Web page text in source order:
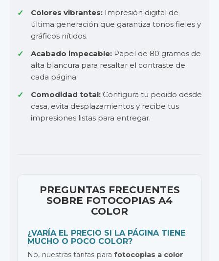
Colores vibrantes: Impresión digital de
última generación que garantiza tonos fieles y
gráficos nítidos.
Acabado impecable: Papel de 80 gramos de
alta blancura para resaltar el contraste de
cada página.
Comodidad total: Configura tu pedido desde
casa, evita desplazamientos y recibe tus
impresiones listas para entregar.
PREGUNTAS FRECUENTES
SOBRE FOTOCOPIAS A4
COLOR
¿VARÍA EL PRECIO SI LA PÁGINA TIENE
MUCHO O POCO COLOR?
No, nuestras tarifas para fotocopias a color